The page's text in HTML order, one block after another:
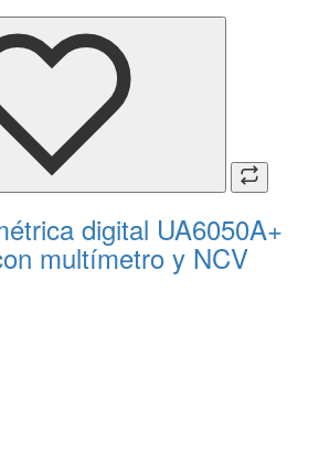
digital UA6050A+
multímetro y NCV